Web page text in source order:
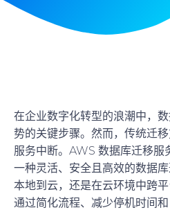
在企业数字化转型的浪潮中，
势的关键步骤。然而，传统迁
服务中断。AWS 数据库迁移
一种灵活、安全且高效的数据
本地到云，还是在云环境中跨
通过简化流程、减少停机时间